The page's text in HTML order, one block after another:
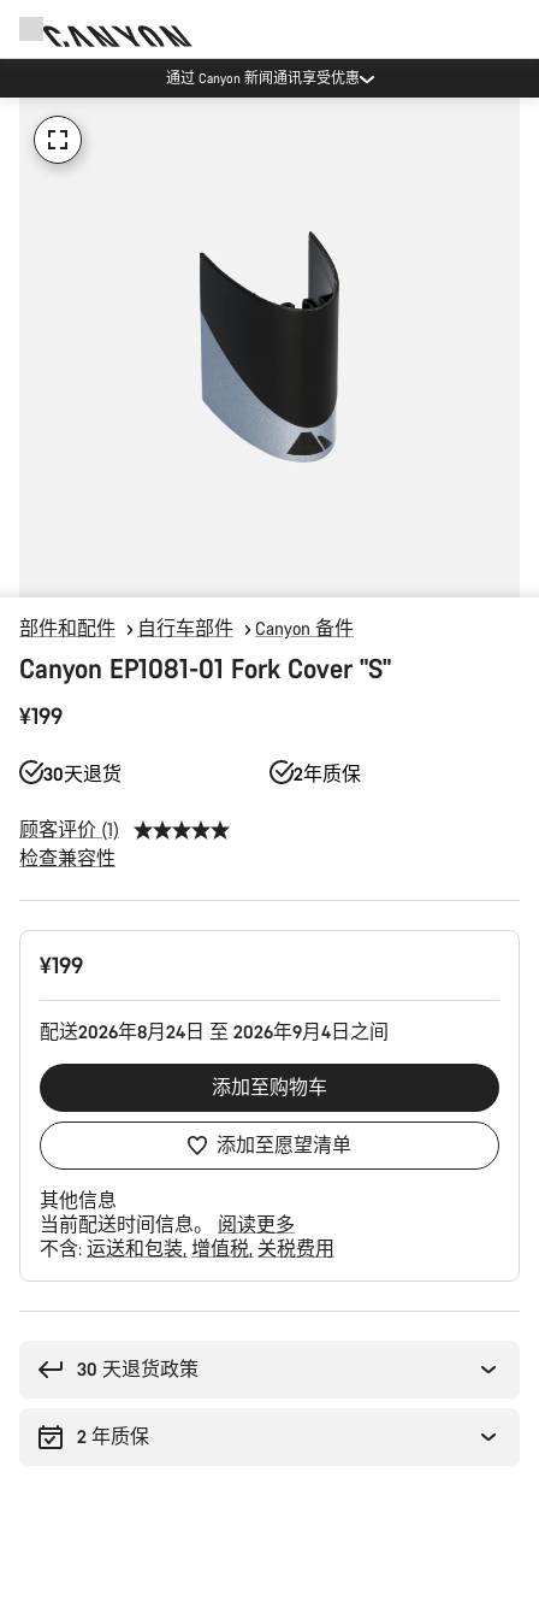
通过 Canyon 新闻通讯享受优惠
部件和配件 自行车部件 Canyon 备件
Canyon EP1081-01 Fork Cover "S"
¥199
30天退货 2年质保
顾客评价 (1)
检查兼容性
产
¥199
配送2026年8月24日 至 2026年9月4日之间
添加至购物车
添加至愿望清单
其他信息
当前配送时间信息。 阅读更多
不含: 运送和包装 增值税 关税费用
30 天退货政策
2 年质保